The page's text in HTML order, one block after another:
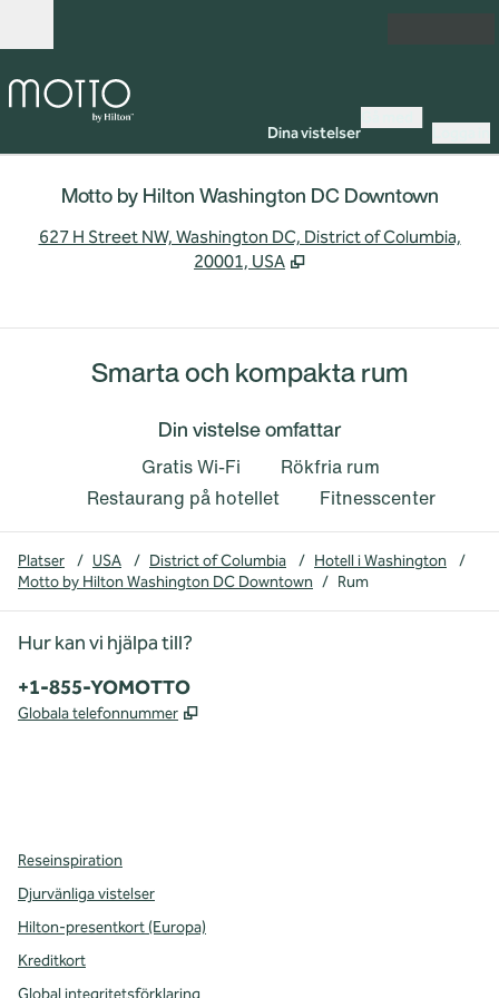
Öppna
Dina vistelser
Motto by Hilton Washington DC Downtown
627 H Street NW, Washington DC, District of Columbia,
20001, USA
Smarta och kompakta rum
Din vistelse omfattar
Gratis Wi-Fi
Rökfria rum
Restaurang på hotellet
Fitnesscenter
Platser / USA / District of Columbia / Hotell i Washington
/
Motto by Hilton Washington DC Downtown / Rum
Hur kan vi hjälpa till?
Telefon:
+1-855-YOMOTTO
Globala telefonnummer ,
Reseinspiration
Djurvänliga vistelser
Hilton-presentkort (Europa)
Kreditkort
Global integritetsförklaring